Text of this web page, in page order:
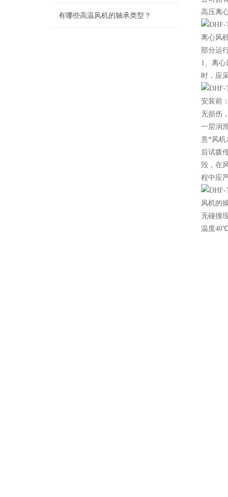
有哪些高温风机的轴承类型？
高压离
离心风
部分运
1、离
时，应
安装前
无损伤
一层润
意*风机
后试拨
毁，在
程中应
风机的
无碰撞
温度